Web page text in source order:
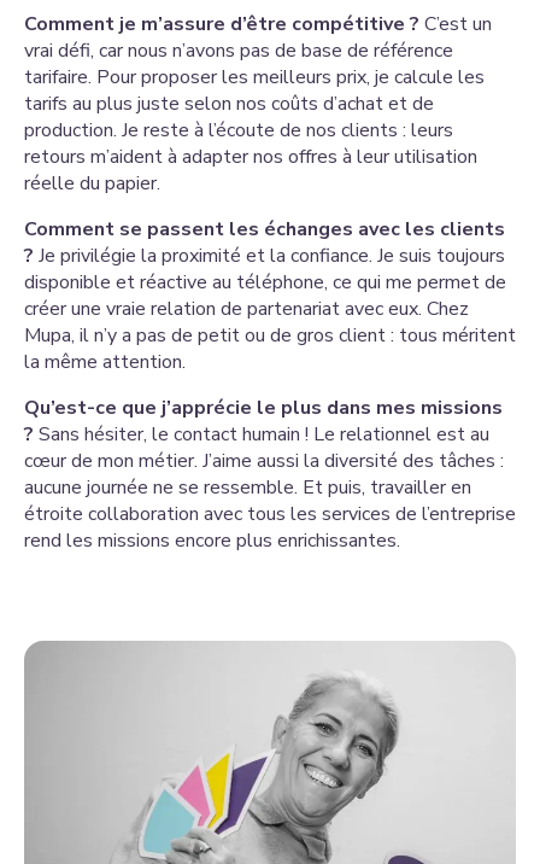
Comment je m’assure d’être compétitive ? C’est un
vrai défi, car nous n’avons pas de base de référence
tarifaire. Pour proposer les meilleurs prix, je calcule les
tarifs au plus juste selon nos coûts d’achat et de
production. Je reste à l’écoute de nos clients : leurs
retours m’aident à adapter nos offres à leur utilisation
réelle du papier.
Comment se passent les échanges avec les clients
? Je privilégie la proximité et la confiance. Je suis toujours
disponible et réactive au téléphone, ce qui me permet de
créer une vraie relation de partenariat avec eux. Chez
Mupa, il n’y a pas de petit ou de gros client : tous méritent
la même attention.
Qu’est-ce que j’apprécie le plus dans mes missions
? Sans hésiter, le contact humain ! Le relationnel est au
cœur de mon métier. J’aime aussi la diversité des tâches :
aucune journée ne se ressemble. Et puis, travailler en
étroite collaboration avec tous les services de l’entreprise
rend les missions encore plus enrichissantes.